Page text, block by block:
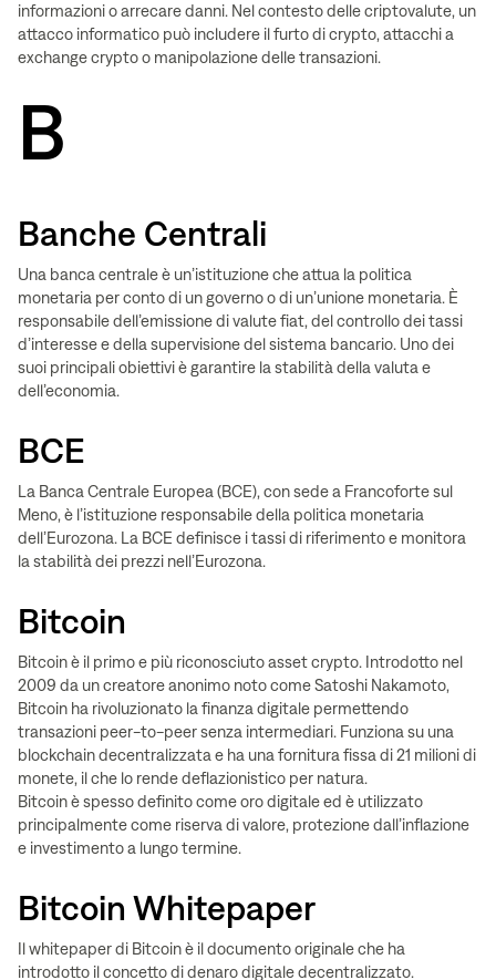
informazioni o arrecare danni. Nel contesto delle criptovalute, un
attacco informatico può includere il furto di crypto, attacchi a
exchange crypto o manipolazione delle transazioni.
B
Banche Centrali
Una banca centrale è un’istituzione che attua la politica
monetaria per conto di un governo o di un’unione monetaria. È
responsabile dell’emissione di valute fiat, del controllo dei tassi
d’interesse e della supervisione del sistema bancario. Uno dei
suoi principali obiettivi è garantire la stabilità della valuta e
dell’economia.
BCE
La Banca Centrale Europea (BCE), con sede a Francoforte sul
Meno, è l’istituzione responsabile della politica monetaria
dell’Eurozona. La BCE definisce i tassi di riferimento e monitora
la stabilità dei prezzi nell’Eurozona.
Bitcoin
Bitcoin è il primo e più riconosciuto asset crypto. Introdotto nel
2009 da un creatore anonimo noto come Satoshi Nakamoto,
Bitcoin ha rivoluzionato la finanza digitale permettendo
transazioni peer-to-peer senza intermediari. Funziona su una
blockchain decentralizzata e ha una fornitura fissa di 21 milioni di
monete, il che lo rende deflazionistico per natura.
Bitcoin è spesso definito come oro digitale ed è utilizzato
principalmente come riserva di valore, protezione dall’inflazione
e investimento a lungo termine.
Bitcoin Whitepaper
Il whitepaper di Bitcoin è il documento originale che ha
introdotto il concetto di denaro digitale decentralizzato.